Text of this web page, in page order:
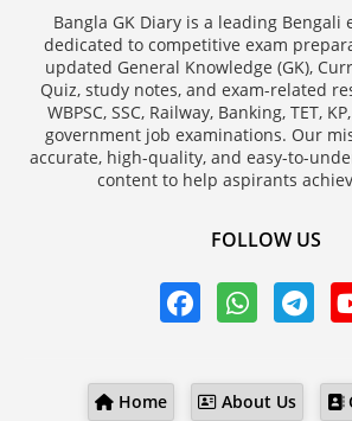
Bangla GK Diary is a leading Bengali
dedicated to competitive exam
updated General Knowledge (GK),
Quiz, study notes, and exam-related
WBPSC, SSC, Railway, Banking, TET,
government job examinations. Our
accurate, high-quality, and easy-to-
content to help aspirants
FOLLOW US
Home About Us